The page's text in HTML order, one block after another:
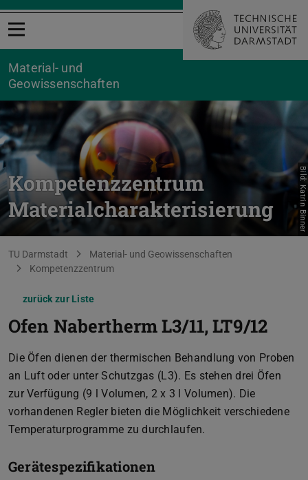
Menü öffnen
Material- und
Geowissenschaften
Kompetenzzentrum
Materialcharakterisierung
Bild: Katrin Binner
Sie befinden sich hier:
TU Darmstadt
Material- und Geowissenschaften
Kompetenzzentrum
zurück zur Liste
Ofen Nabertherm L3/11, LT9/12
Die Öfen dienen der thermischen Behandlung von Proben
an Luft oder unter Schutzgas (L3). Es stehen drei Öfen
zur Verfügung (9 l Volumen, 2 x 3 l Volumen). Die
vorhandenen Regler bieten die Möglichkeit verschiedene
Temperaturprogramme zu durchlaufen.
Gerätespezifikationen